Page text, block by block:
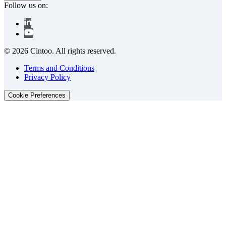
Follow us on:
© 2026 Cintoo. All rights reserved.
Terms and Conditions
Privacy Policy
Cookie Preferences